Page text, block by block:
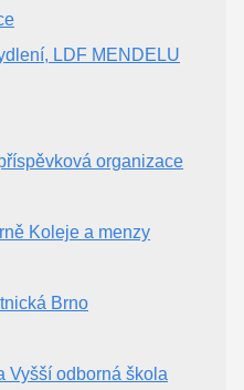
LDF MENDELU
organizace
Koleje a menzy
Brno
Vyšší odborná škola